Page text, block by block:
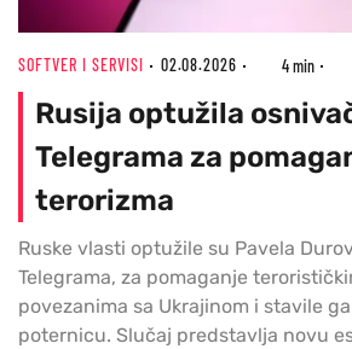
SOFTVER I SERVISI 02.08.2026 4 min
Rusija optužila
Telegrama za
terorizma
Ruske vlasti optužile su Pavela
Telegrama, za pomaganje
povezanima sa Ukrajinom i stavile
poternicu. Slučaj predstavlja novu